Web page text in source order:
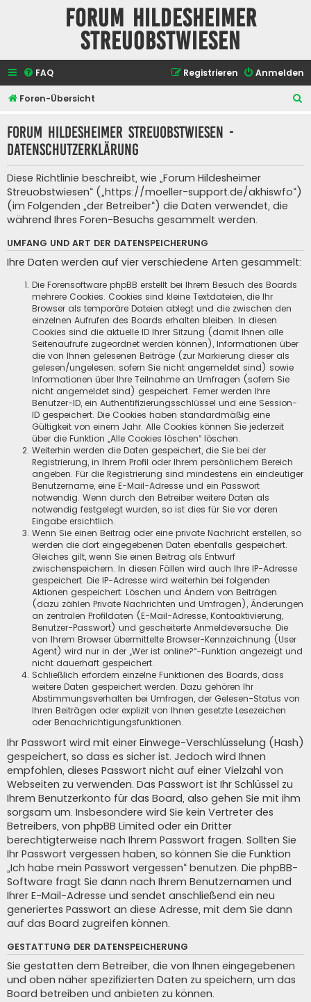
Forum Hildesheimer
Streuobstwiesen
FAQ Anmelden
Registrieren
Foren-Übersicht
Forum Hildesheimer Streuobstwiesen -
Datenschutzerklärung
Diese Richtlinie beschreibt, wie „Forum Hildesheimer
Streuobstwiesen“ („https://moeller-support.de/akhiswfo“)
(im Folgenden „der Betreiber“) die Daten verwendet, die
während Ihres Foren-Besuchs gesammelt werden.
UMFANG UND ART DER DATENSPEICHERUNG
Ihre Daten werden auf vier verschiedene Arten gesammelt:
Die Forensoftware phpBB erstellt bei Ihrem Besuch des Boards
mehrere Cookies. Cookies sind kleine Textdateien, die Ihr
Browser als temporäre Dateien ablegt und die zwischen den
einzelnen Aufrufen des Boards erhalten bleiben. In diesen
Cookies sind die aktuelle ID Ihrer Sitzung (damit Ihnen alle
Seitenaufrufe zugeordnet werden können), Informationen über
die von Ihnen gelesenen Beiträge (zur Markierung dieser als
gelesen/ungelesen; sofern Sie nicht angemeldet sind) sowie
Informationen über Ihre Teilnahme an Umfragen (sofern Sie
nicht angemeldet sind) gespeichert. Ferner werden Ihre
Benutzer-ID, ein Authentifizierungsschlüssel und eine Session-
ID gespeichert. Die Cookies haben standardmäßig eine
Gültigkeit von einem Jahr. Alle Cookies können Sie jederzeit
über die Funktion „Alle Cookies löschen“ löschen.
Weiterhin werden die Daten gespeichert, die Sie bei der
Registrierung, in Ihrem Profil oder Ihrem persönlichem Bereich
angeben. Für die Registrierung sind mindestens ein eindeutiger
Benutzername, eine E-Mail-Adresse und ein Passwort
notwendig. Wenn durch den Betreiber weitere Daten als
notwendig festgelegt wurden, so ist dies für Sie vor deren
Eingabe ersichtlich.
Wenn Sie einen Beitrag oder eine private Nachricht erstellen, so
werden die dort eingegebenen Daten ebenfalls gespeichert.
Gleiches gilt, wenn Sie einen Beitrag als Entwurf
zwischenspeichern. In diesen Fällen wird auch Ihre IP-Adresse
gespeichert. Die IP-Adresse wird weiterhin bei folgenden
Aktionen gespeichert: Löschen und Ändern von Beiträgen
(dazu zählen Private Nachrichten und Umfragen), Änderungen
an zentralen Profildaten (E-Mail-Adresse, Kontoaktivierung,
Benutzer-Passwort) und gescheiterte Anmeldeversuche. Die
von Ihrem Browser übermittelte Browser-Kennzeichnung (User
Agent) wird nur in der „Wer ist online?“-Funktion angezeigt und
nicht dauerhaft gespeichert.
Schließlich erfordern einzelne Funktionen des Boards, dass
weitere Daten gespeichert werden. Dazu gehören Ihr
Abstimmungsverhalten bei Umfragen, der Gelesen-Status von
Ihren Beiträgen oder explizit von Ihnen gesetzte Lesezeichen
oder Benachrichtigungsfunktionen.
Ihr Passwort wird mit einer Einwege-Verschlüsselung (Hash)
gespeichert, so dass es sicher ist. Jedoch wird Ihnen
empfohlen, dieses Passwort nicht auf einer Vielzahl von
Webseiten zu verwenden. Das Passwort ist Ihr Schlüssel zu
Ihrem Benutzerkonto für das Board, also gehen Sie mit ihm
sorgsam um. Insbesondere wird Sie kein Vertreter des
Betreibers, von phpBB Limited oder ein Dritter
berechtigterweise nach Ihrem Passwort fragen. Sollten Sie
Ihr Passwort vergessen haben, so können Sie die Funktion
„Ich habe mein Passwort vergessen“ benutzen. Die phpBB-
Software fragt Sie dann nach Ihrem Benutzernamen und
Ihrer E-Mail-Adresse und sendet anschließend ein neu
generiertes Passwort an diese Adresse, mit dem Sie dann
auf das Board zugreifen können.
GESTATTUNG DER DATENSPEICHERUNG
Sie gestatten dem Betreiber, die von Ihnen eingegebenen
und oben näher spezifizierten Daten zu speichern, um das
Board betreiben und anbieten zu können.